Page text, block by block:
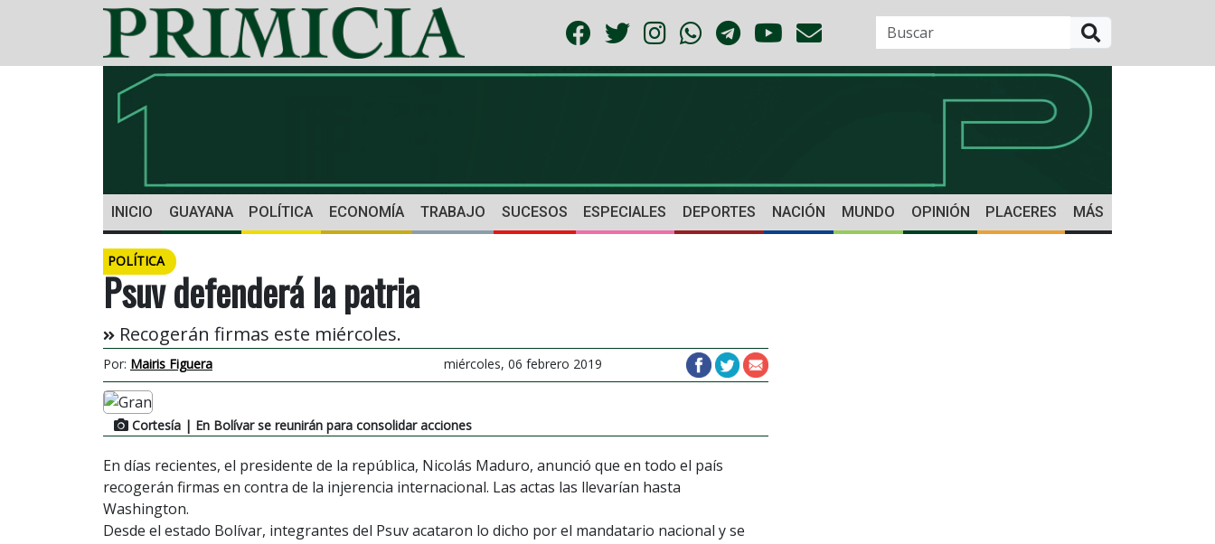
INICIO GUAYANA POLÍTICA ECONOMÍA TRABAJO SUCESOS ESPECIALES DEPORTES NACIÓN MUNDO OPINIÓN PLACERES MÁS
POLÍTICA
Psuv defenderá la patria
Recogerán firmas este miércoles.
Por: Mairis Figuera miércoles, 06 febrero 2019
Cortesía | En Bolívar se reunirán para consolidar acciones
En días recientes, el presidente de la república, Nicolás Maduro, anunció que en todo el país
recogerán firmas en contra de la injerencia internacional. Las actas las llevarían hasta
Washington.
Desde el estado Bolívar, integrantes del Psuv acataron lo dicho por el mandatario nacional y se